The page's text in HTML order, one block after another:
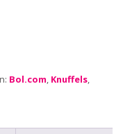
Bol.com, Knuffels,